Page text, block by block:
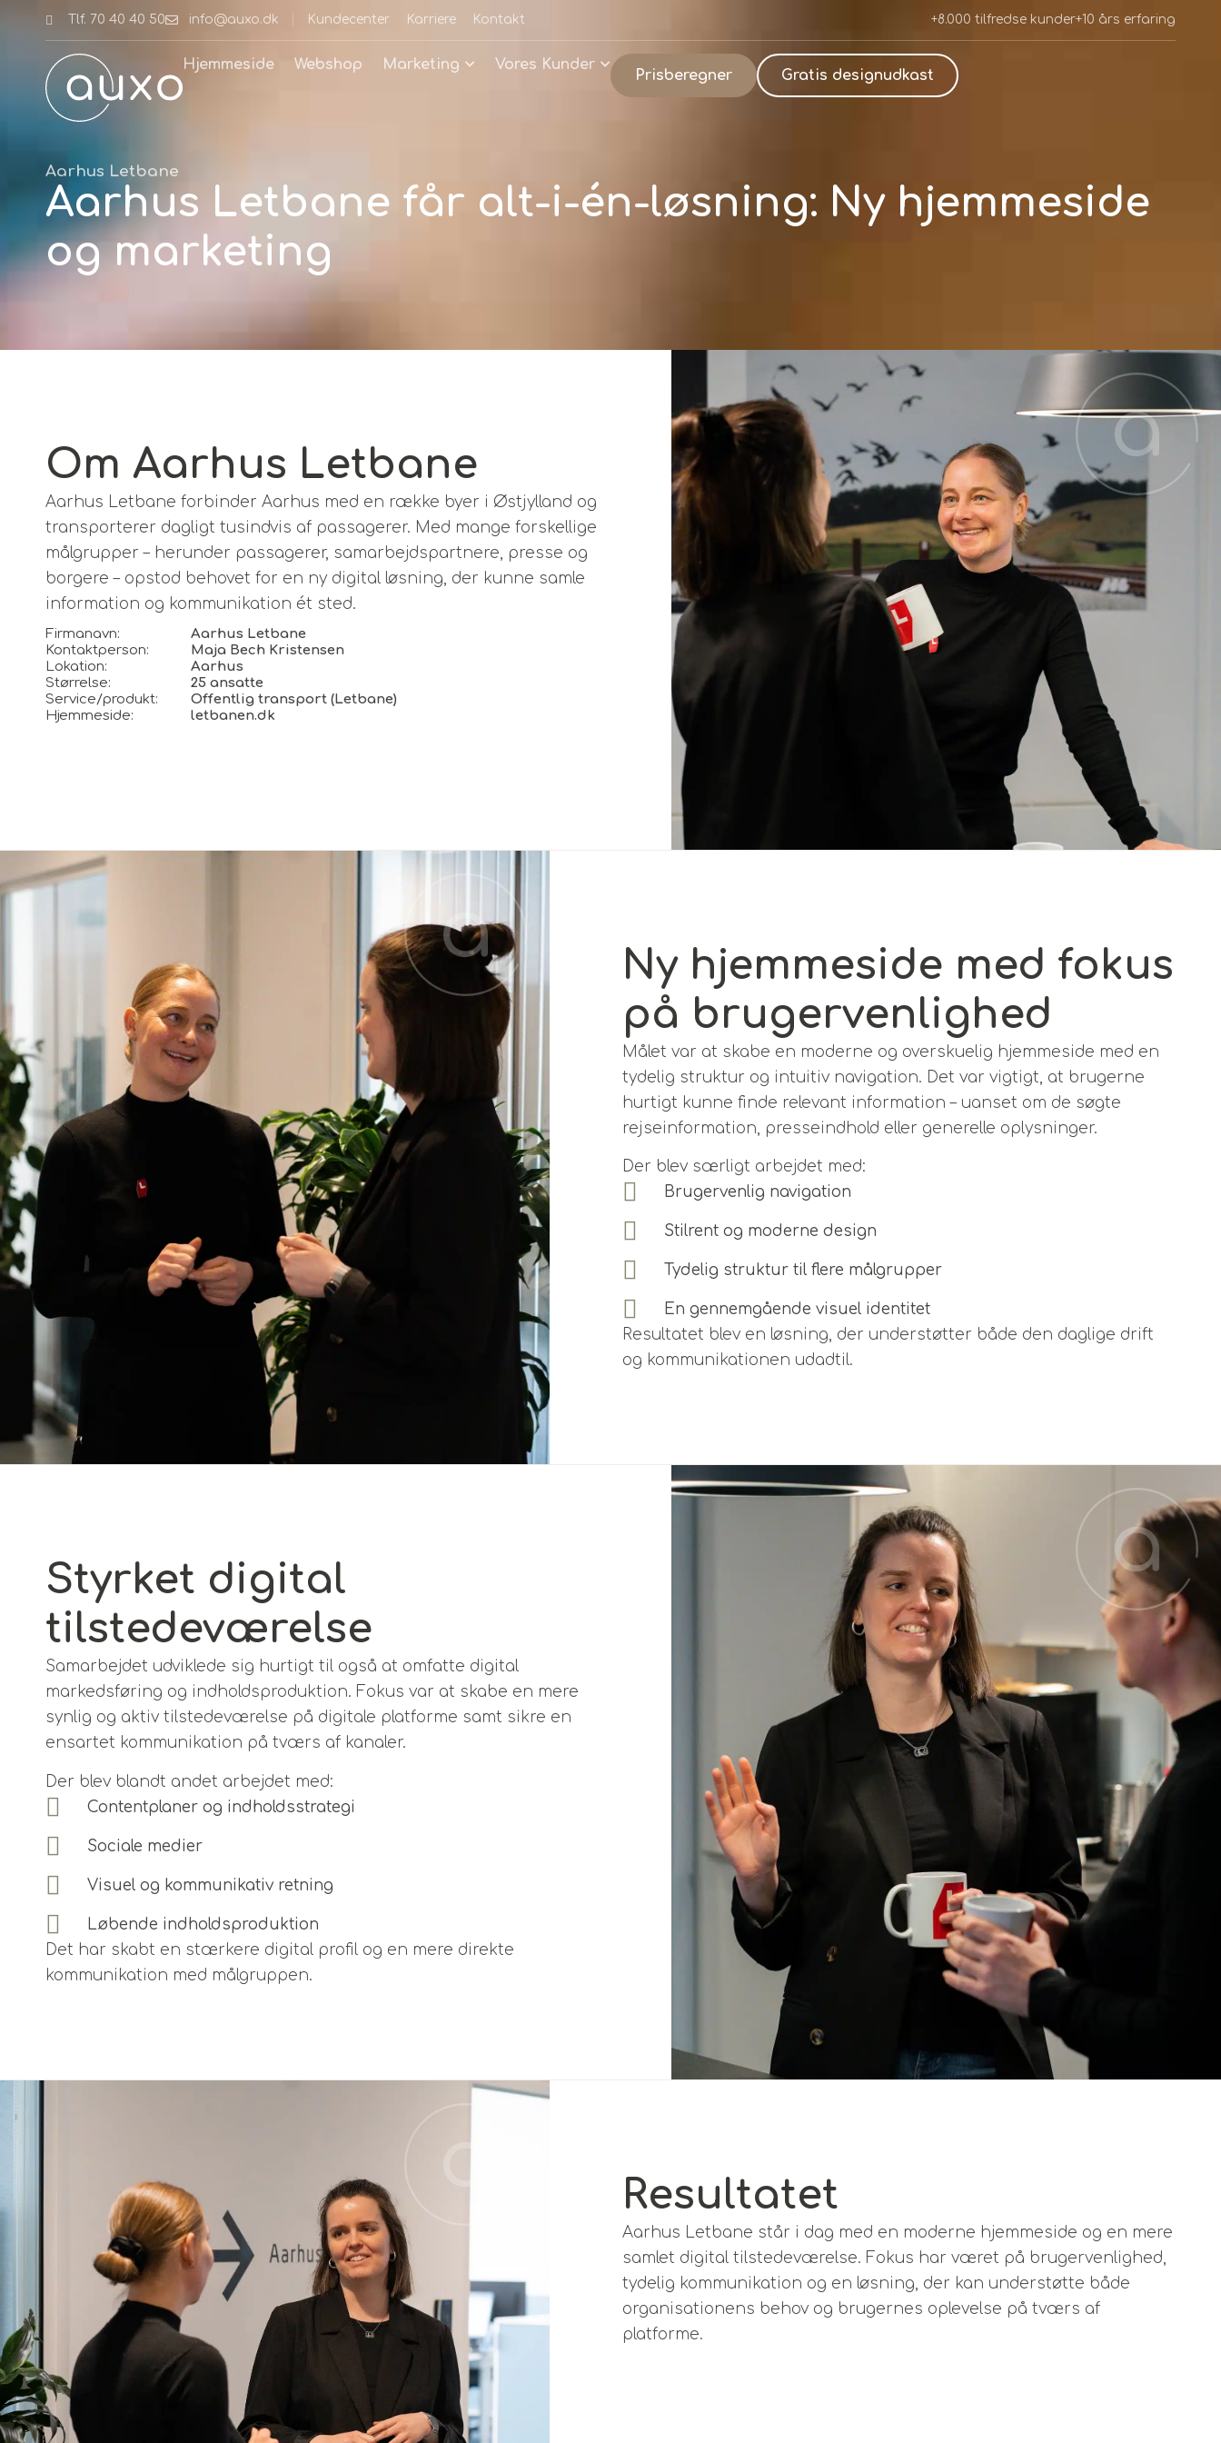
Tlf. 70 40 40 50 info@auxo.dk Kundecenter Karriere Kontakt +8.000 tilfredse kunder+10 års erfaring
Hjemmeside Webshop Marketing Vores Kunder
Prisberegner Gratis designudkast
Aarhus Letbane
Aarhus Letbane får alt-i-én-løsning: Ny hjemmeside
og marketing
Om Aarhus Letbane
Aarhus Letbane forbinder Aarhus med en række byer i Østjylland og
transporterer dagligt tusindvis af passagerer. Med mange forskellige
målgrupper – herunder passagerer, samarbejdspartnere, presse og
borgere – opstod behovet for en ny digital løsning, der kunne samle
information og kommunikation ét sted.
Firmanavn:
Aarhus Letbane
Kontaktperson:
Maja Bech Kristensen
Lokation:
Aarhus
Størrelse:
25 ansatte
Service/produkt:
Offentlig transport (Letbane)
Hjemmeside:
letbanen.dk
Ny hjemmeside med fokus
på brugervenlighed
Målet var at skabe en moderne og overskuelig hjemmeside med en
tydelig struktur og intuitiv navigation. Det var vigtigt, at brugerne
hurtigt kunne finde relevant information – uanset om de søgte
rejseinformation, presseindhold eller generelle oplysninger.
Der blev særligt arbejdet med:
Brugervenlig navigation
Stilrent og moderne design
Tydelig struktur til flere målgrupper
En gennemgående visuel identitet
Resultatet blev en løsning, der understøtter både den daglige drift
og kommunikationen udadtil.
Styrket digital
tilstedeværelse
Samarbejdet udviklede sig hurtigt til også at omfatte digital
markedsføring og indholdsproduktion. Fokus var at skabe en mere
synlig og aktiv tilstedeværelse på digitale platforme samt sikre en
ensartet kommunikation på tværs af kanaler.
Der blev blandt andet arbejdet med:
Contentplaner og indholdsstrategi
Sociale medier
Visuel og kommunikativ retning
Løbende indholdsproduktion
Det har skabt en stærkere digital profil og en mere direkte
kommunikation med målgruppen.
Resultatet
Aarhus Letbane står i dag med en moderne hjemmeside og en mere
samlet digital tilstedeværelse. Fokus har været på brugervenlighed,
tydelig kommunikation og en løsning, der kan understøtte både
organisationens behov og brugernes oplevelse på tværs af
platforme.